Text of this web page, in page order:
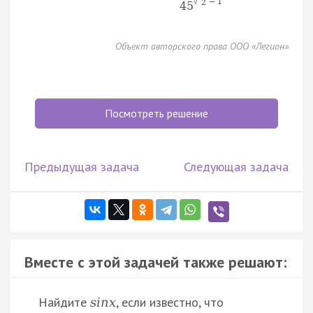
45 2
Объект авторского права ООО «Легион»
Посмотреть решение
Предыдущая задача Следующая задача
Вместе с этой задачей также решают:
Найдите sinx, если известно, что